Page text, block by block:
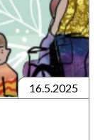
16.5.2025